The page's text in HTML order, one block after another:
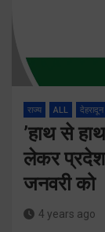
राज्य ALL देहरादून
’हाथ से
लेकर
जनवरी को
4 years ago